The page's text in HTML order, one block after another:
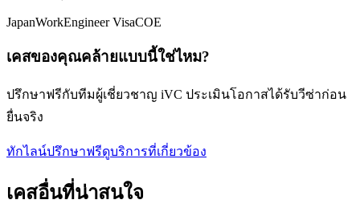
JapanWorkEngineer VisaCOE
เคสของคุณคล้ายแบบนี้ใช่ไหม?
ปรึกษาฟรีกับทีมผู้เชี่ยวชาญ iVC ประเมินโอกาสได้รับวีซ่าก่อน
ยื่นจริง
ทักไลน์ปรึกษาฟรีดูบริการที่เกี่ยวข้อง
เคสอื่นที่น่าสนใจ